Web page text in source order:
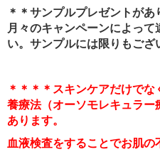
＊＊サンプルプレゼントが
月々のキャンペーンによっ
い。サンプルには限りもござ
＊＊＊＊スキンケアだけで
養療法（オーソモレキュラ
あります。
血液検査をすることでお肌